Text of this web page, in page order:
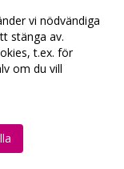
2017-12-10 20:19
2017-12-07 14:14
2017-12-06 10:12
vi nödvändiga
stänga av.
t.ex. för
om du vill